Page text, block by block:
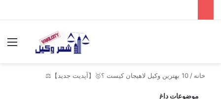
خانه / 10 بهترین وکیل لاهیجان کیست ؟🥇【آپدیت جدید】⚖️
موضوعات داغ